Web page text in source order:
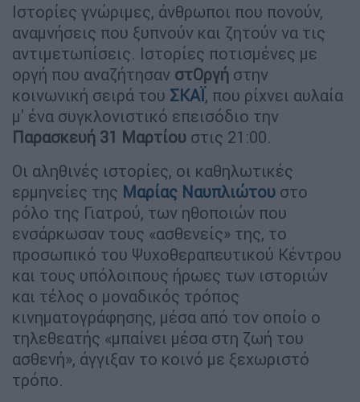
Ιστορίες γνώριμες, άνθρωποι που πονούν,
αναμνήσεις που ξυπνούν και ζητούν να τις
αντιμετωπίσεις. Ιστορίες ποτισμένες με
οργή που αναζήτησαν στΟργή στην
κοινωνική σειρά του ΣΚΑΪ, που ρίχνει αυλαία
μ' ένα συγκλονιστικό επεισόδιο την
Παρασκευή 31 Μαρτίου στις 21:00.
Οι αληθινές ιστορίες, οι καθηλωτικές
ερμηνείες της Μαρίας Ναυπλιώτου στο
ρόλο της Γιατρού, των ηθοποιών που
ενσάρκωσαν τους «ασθενείς» της, το
προσωπικό του Ψυχοθεραπευτικού Κέντρου
και τους υπόλοιπους ήρωες των ιστοριών
και τέλος ο μοναδικός τρόπος
κινηματογράφησης, μέσα από τον οποίο ο
τηλεθεατής «μπαίνει μέσα στη ζωή του
ασθενή», άγγιξαν το κοινό με ξεχωριστό
τρόπο.